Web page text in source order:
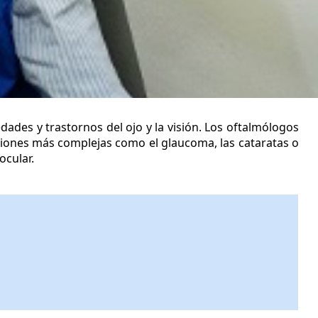
y trastornos del ojo y la visión. Los oftalmólogos
más complejas como el glaucoma, las cataratas o